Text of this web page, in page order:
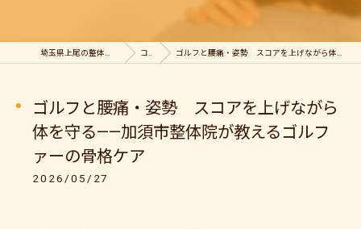
コラム ゴルフと腰痛・姿勢 スコアを上げながら体を守る——加須市整体院が教えるゴルファーの骨格ケア
ゴルフと腰痛・姿勢 スコアを上げながら
体を守る——加須市整体院が教えるゴルフ
ァーの骨格ケア
2026/05/27